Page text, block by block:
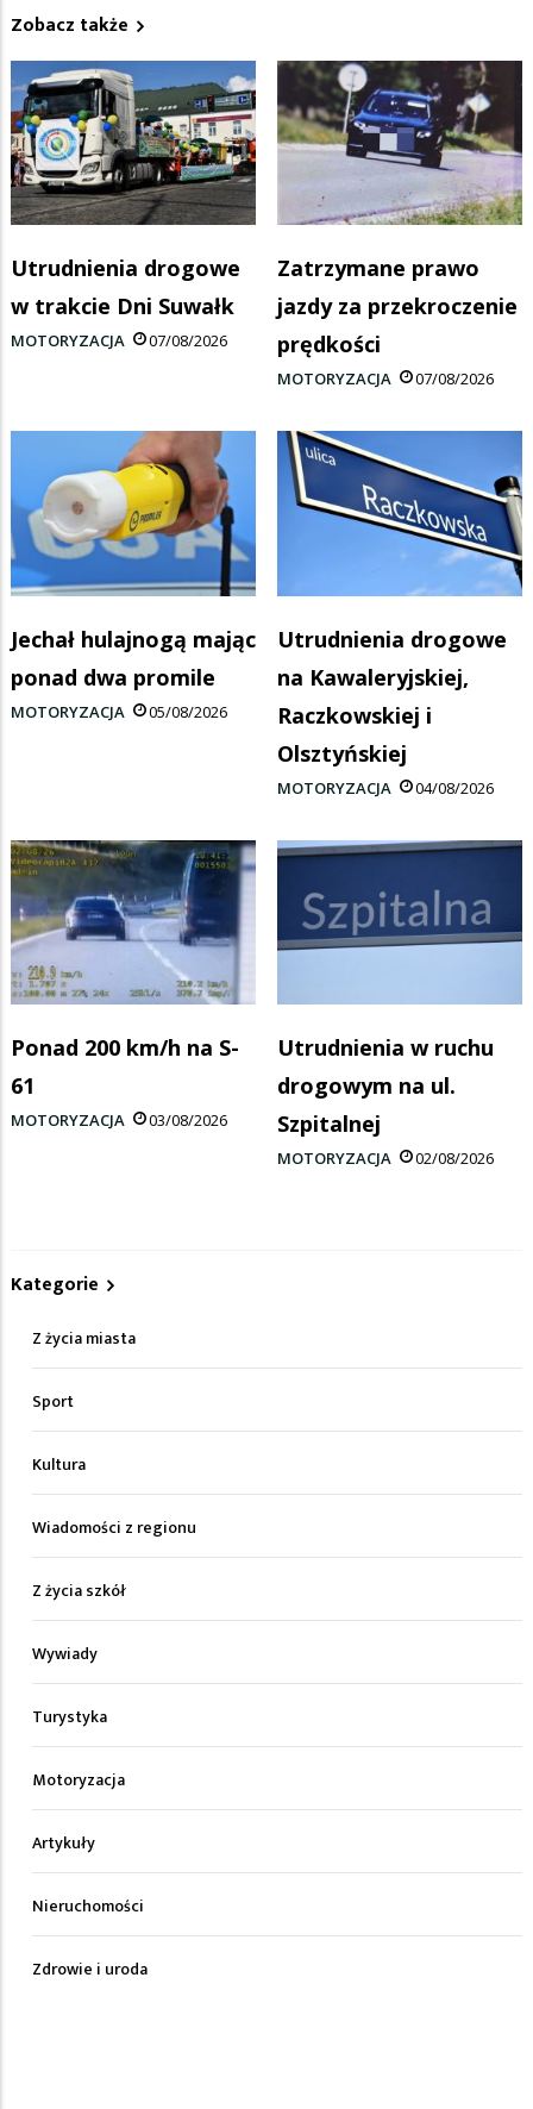
Zobacz także
Utrudnienia drogowe
w trakcie Dni Suwałk
MOTORYZACJA 07/08/2026
Zatrzymane prawo
jazdy za przekroczenie
prędkości
MOTORYZACJA 07/08/2026
Jechał hulajnogą mając
ponad dwa promile
MOTORYZACJA 05/08/2026
Utrudnienia drogowe
na Kawaleryjskiej,
Raczkowskiej i
Olsztyńskiej
MOTORYZACJA 04/08/2026
Ponad 200 km/h na S-
61
MOTORYZACJA 03/08/2026
Utrudnienia w ruchu
drogowym na ul.
Szpitalnej
MOTORYZACJA 02/08/2026
Kategorie
Z życia miasta
Sport
Kultura
Wiadomości z regionu
Z życia szkół
Wywiady
Turystyka
Motoryzacja
Artykuły
Nieruchomości
Zdrowie i uroda